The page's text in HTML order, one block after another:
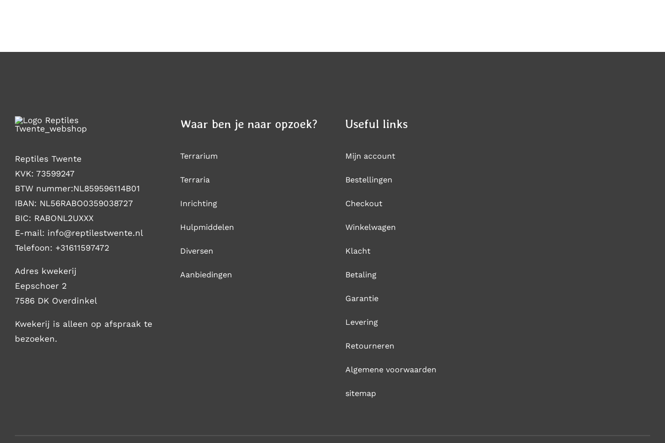
Reptiles Twente
KVK: 73599247
BTW nummer:NL859596114B01
IBAN: NL56RABO0359038727
BIC: RABONL2UXXX
E-mail: info@reptilestwente.nl
Telefoon: +31611597472
Adres kwekerij
Eepschoer 2
7586 DK Overdinkel
Kwekerij is alleen op afspraak te
bezoeken.
Waar ben je naar opzoek?
Terrarium
Terraria
Inrichting
Hulpmiddelen
Diversen
Aanbiedingen
Useful links
Mijn account
Bestellingen
Checkout
Winkelwagen
Klacht
Betaling
Garantie
Levering
Retourneren
Algemene voorwaarden
sitemap